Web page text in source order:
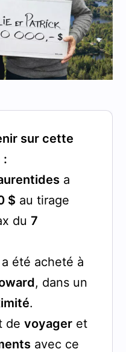
sur cette
:
a
$ au tirage
du 7
été acheté à
, dans un
.
de voyageret
avec ce